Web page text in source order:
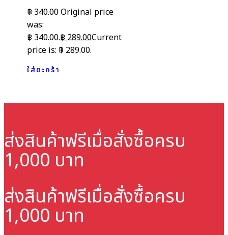
฿340.00Original price
was:
฿ 340.00.฿289.00Current
price is: ฿ 289.00.
ใส่ตะกร้า
ส่งสินค้าฟรีเมื่อสั่งซื้อครบ
1,000 บาท
ส่งสินค้าฟรีเมื่อสั่งซื้อครบ
1,000 บาท